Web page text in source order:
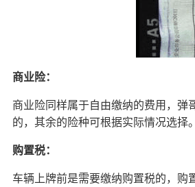
商业险：
商业险同样属于自由缴纳的费用，
的，其余的险种可根据实际情况选择。
购置税：
车辆上牌前是需要缴纳购置税的，